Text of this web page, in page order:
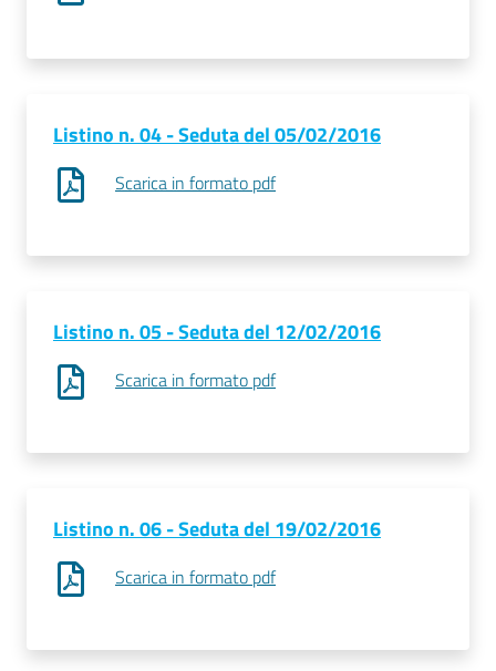
Registrati
Seguici
Listino n. 04 - Seduta del 05/02/2016
Scarica in formato pdf
Listino n. 05 - Seduta del 12/02/2016
Scarica in formato pdf
Listino n. 06 - Seduta del 19/02/2016
Scarica in formato pdf